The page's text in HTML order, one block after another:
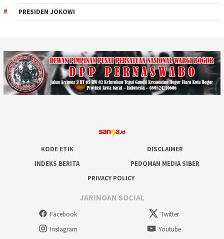
PRESIDEN JOKOWI
KODE ETIK
DISCLAIMER
INDEKS BERITA
PEDOMAN MEDIA SIBER
PRIVACY POLICY
JARINGAN SOCIAL
Facebook
Twitter
Instagram
Youtube